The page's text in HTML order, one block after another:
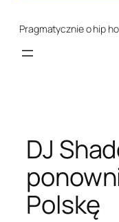
Pragmatycznie o hip
DJ
Polskę